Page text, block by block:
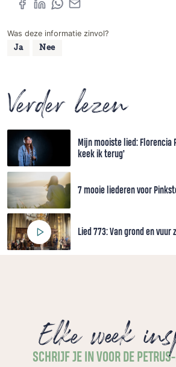
Was deze informatie zinvol?
Ja Nee
Verder lezen
Mijn mooiste lied: Florencia
keek ik terug’
7 mooie liederen voor
Lied 773: Van grond en vuur
Elke week
SCHRIJF JE IN VOOR DE